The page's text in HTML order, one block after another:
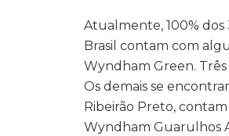
Atualmente, 100%
Brasil contam com
Wyndham Green.
Os demais se
Ribeirão Preto,
Wyndham Guarulhos